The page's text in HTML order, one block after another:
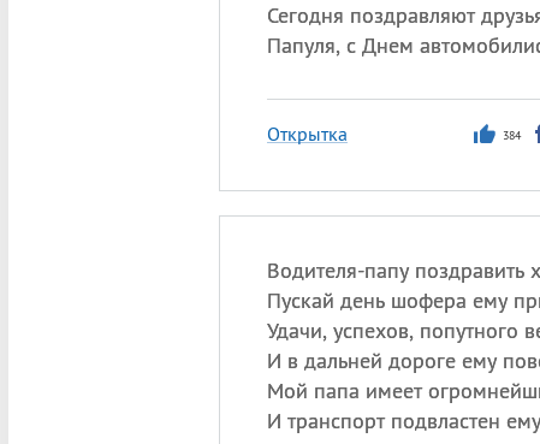
Сегодня поздравляют
Папуля, с Днем
Открытка 384
Водителя-папу поздравить
Пускай день шофера ему
Удачи, успехов, попутного
И в дальней дороге ему
Мой папа имеет
И транспорт подвластен